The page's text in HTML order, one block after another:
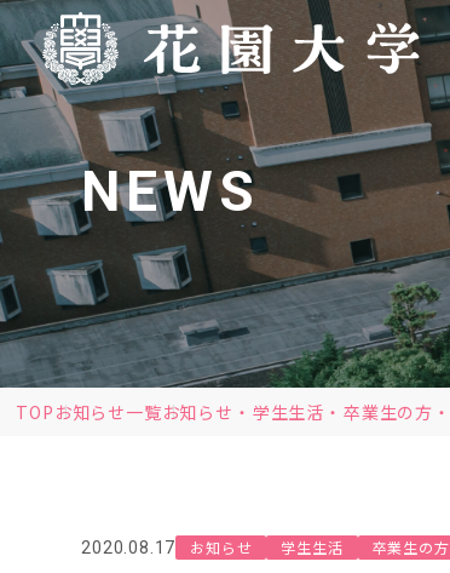
NEWS
TOP お知らせ一覧お知らせ 学生生活 卒業生の方
2020.08.17 お知らせ 学生生活 卒業生の方